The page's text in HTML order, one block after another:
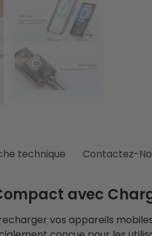
technique Contactez-
avec
vos appareils